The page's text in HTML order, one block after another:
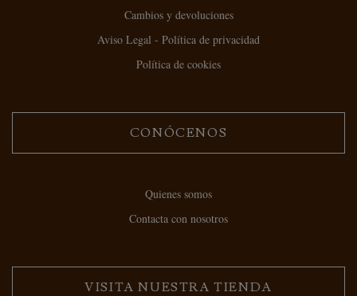
Cambios y devoluciones
Aviso Legal - Política de privacidad
Política de cookies
CONÓCENOS
Quienes somos
Contacta con nosotros
VISITA NUESTRA TIENDA